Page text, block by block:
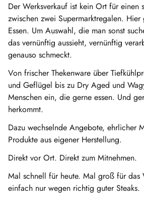
Der Werksverkauf ist kein Ort für einen
zwischen zwei Supermarktregalen. Hier
Essen. Um Auswahl, die man sonst
das vernünftig aussieht, vernünftig
genauso schmeckt.
Von frischer Thekenware über
und Geflügel bis zu Dry Aged und
Menschen ein, die gerne essen. Und
herkommt.
Dazu wechselnde Angebote, ehrlicher
Produkte aus eigener Herstellung.
Direkt vor Ort. Direkt zum Mitnehmen.
Mal schnell für heute. Mal groß für das
einfach nur wegen richtig guter Steaks.